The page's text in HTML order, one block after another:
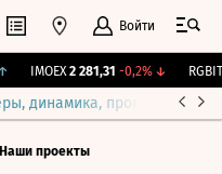
Войти
IMOEX 2 281,31 -0,2%↓
динамика, прогнозы
Наши проекты